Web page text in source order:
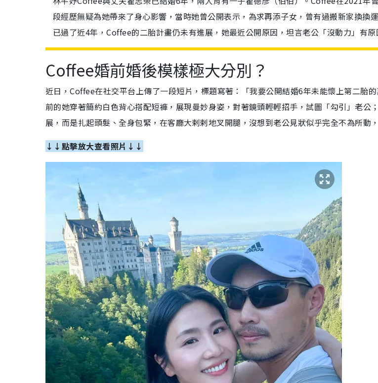
段經歷無疑為她帶來了身心影響，當時她曾公開表示，為求再添子女，曾有過搬新家換換
已過了近4年，Coffee的二胎計畫仍未有進展，她最近公開原因，坦言老公「沒動力」有原
Coffee婚前婚後模樣極大分別？
近日，Coffee在社交平台上傳了一段短片，標題寫著：「我要公開結婚6年未能懷上第二胎
前的她穿著簡約白色背心搭配短褲，展現曼妙身姿，對著鏡頭輕輕招手，試圖「勾引」老公
展，而是扎起頭髮、全身包緊，在客廳大剌剌地叉開腿，沒想到老公見狀似乎完全不為所動
↓↓點擊放大查看照片↓↓